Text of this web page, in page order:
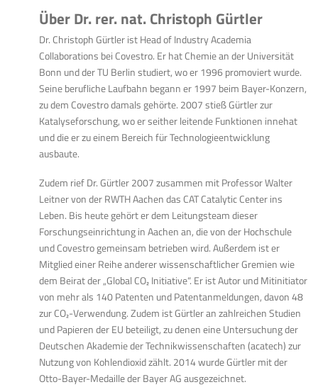
Über Dr. rer. nat. Christoph Gürtler
Dr. Christoph Gürtler ist Head of Industry Academia
Collaborations bei Covestro. Er hat Chemie an der Universität
Bonn und der TU Berlin studiert, wo er 1996 promoviert wurde.
Seine berufliche Laufbahn begann er 1997 beim Bayer-Konzern,
zu dem Covestro damals gehörte. 2007 stieß Gürtler zur
Katalyseforschung, wo er seither leitende Funktionen innehat
und die er zu einem Bereich für Technologieentwicklung
ausbaute.
Zudem rief Dr. Gürtler 2007 zusammen mit Professor Walter
Leitner von der RWTH Aachen das CAT Catalytic Center ins
Leben. Bis heute gehört er dem Leitungsteam dieser
Forschungseinrichtung in Aachen an, die von der Hochschule
und Covestro gemeinsam betrieben wird. Außerdem ist er
Mitglied einer Reihe anderer wissenschaftlicher Gremien wie
dem Beirat der „Global CO₂Initiative“. Er ist Autor und Mitinitiator
von mehr als 140 Patenten und Patentanmeldungen, davon 48
zur CO₂-Verwendung. Zudem ist Gürtler an zahlreichen Studien
und Papieren der EU beteiligt, zu denen eine Untersuchung der
Deutschen Akademie der Technikwissenschaften (acatech) zur
Nutzung von Kohlendioxid zählt. 2014 wurde Gürtler mit der
Otto-Bayer-Medaille der Bayer AG ausgezeichnet.